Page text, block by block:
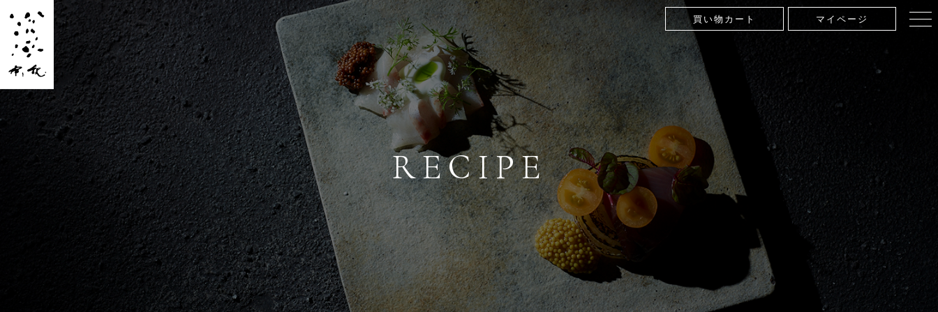
買い物カート マイページ
NEWS
RECIPE
MY PAGE
RECIPE